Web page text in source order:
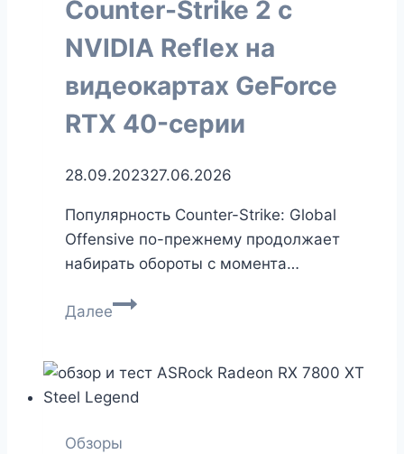
Frame
Generation
Counter-Strike 2 с
NVIDIA Reflex на
видеокартах GeForce
RTX 40-серии
28.09.202327.06.2026
Популярность Counter-Strike: Global
Offensive по-прежнему продолжает
набирать обороты с момента…
ДалееCounter-
с
NVIDIA
на
Обзоры